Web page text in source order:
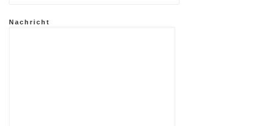
Nachricht